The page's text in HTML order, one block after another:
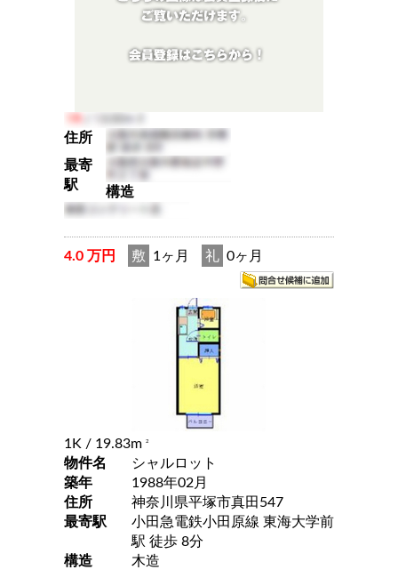
住所
最寄
駅
構造
4.0 万円 敷 1ヶ月 礼 0ヶ月
1K / 19.83m 2
物件名
シャルロット
築年
1988年02月
住所
神奈川県平塚市真田547
最寄駅
小田急電鉄小田原線 東海大学前
駅 徒歩 8分
構造
木造